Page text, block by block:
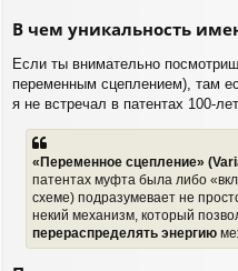
В чем уникальность
Если ты внимательно
переменным сцеплением), там
я не встречал в патентах 100-
«Переменное сцепление»
патентах муфта была либо
схеме) подразумевает не
некий механизм, который
перераспределять энергию